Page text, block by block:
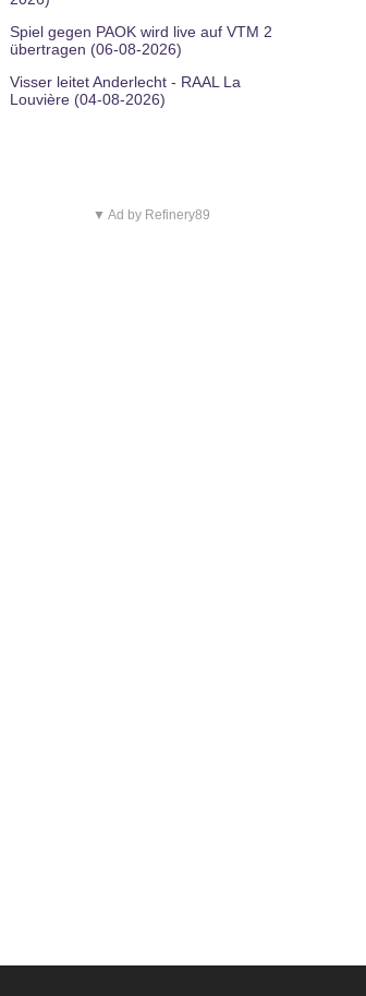
Spiel gegen PAOK wird live auf VTM 2
übertragen (06-08-2026)
Visser leitet Anderlecht - RAAL La
Louvière (04-08-2026)
▼ Ad by Refinery89